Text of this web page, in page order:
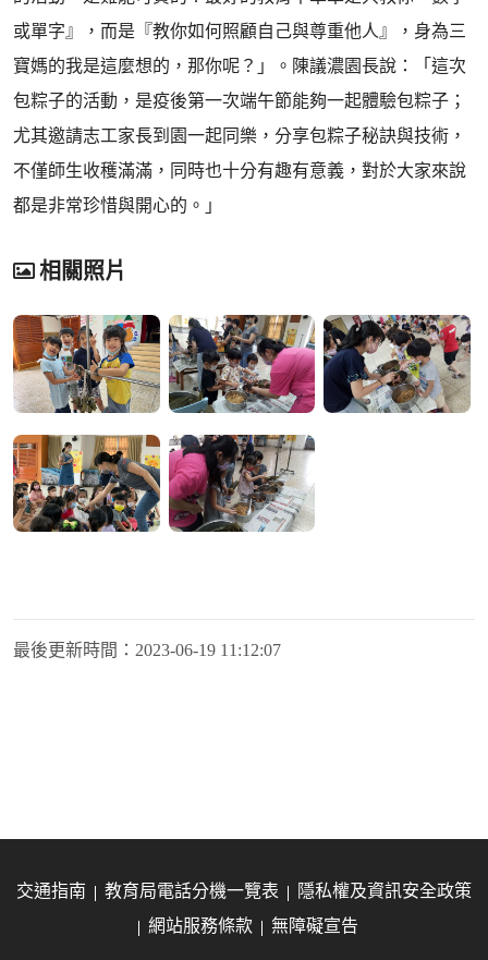
或單字』，而是『教你如何照顧自己與尊重他人』，身為三
寶媽的我是這麼想的，那你呢？」。陳議濃園長說：「這次
包粽子的活動，是疫後第一次端午節能夠一起體驗包粽子；
尤其邀請志工家長到園一起同樂，分享包粽子秘訣與技術，
不僅師生收穫滿滿，同時也十分有趣有意義，對於大家來說
都是非常珍惜與開心的。」
相關照片
最後更新時間： 2023-06-19 11:12:07
交通指南 教育局電話分機一覽表
隱私權及資訊安全政策
網站服務條款
無障礙宣告